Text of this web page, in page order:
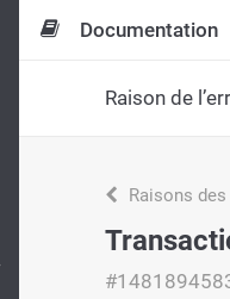
Documentation
Raison de
Raisons